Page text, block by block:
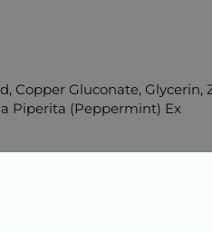
Gluconate, Glycerin,
Piperita (Peppermint) Ex